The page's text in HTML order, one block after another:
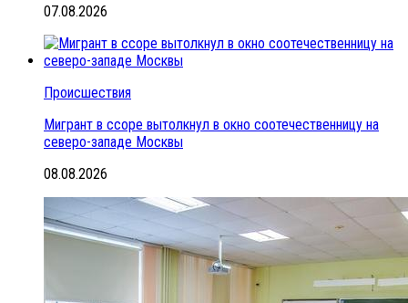
07.08.2026
Происшествия
Мигрант в ссоре вытолкнул в окно соотечественницу на
северо-западе Москвы
08.08.2026